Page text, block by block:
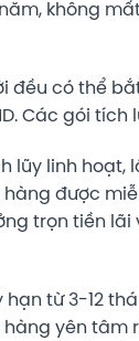
không
đều có thể
Các gói tích
lũy linh hoạt,
hàng được
trọn tiền lãi
hạn từ 3-12
hàng yên tâm